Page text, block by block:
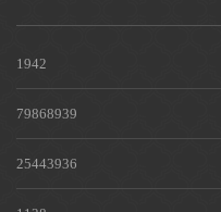
1942
79868939
25443936